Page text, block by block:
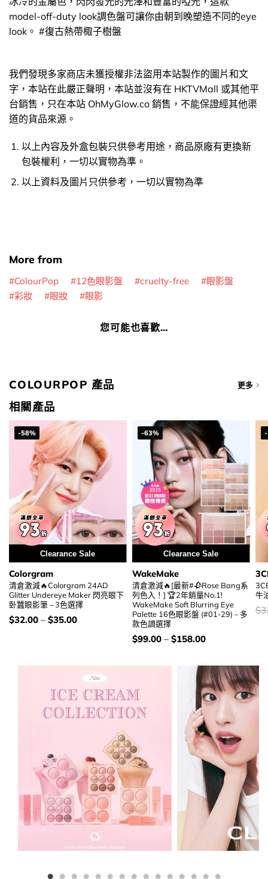
model-off-duty look調色盤可讓你由朝到晚塑造不同的eye
look。 #復古熱帶棷子樹盤
我們發現多家商店未獲授權非法盜用本站製作的圖片和文
字，本站在此嚴正聲明，本站並沒有在 HKTVMall 或其他平
台銷售，只在本站 OhMyGlow.co 銷售，不能保證經其他渠
道的貨品來源。
以上內容及外盒包裝只供參考用途，商品原廠有更換新
包裝權利，一切以實物為準。
以上資料及圖片只供參考，一切以實物為準
More from
ColourPop 12色眼影盤 cruelty-free
眼影盤
彩妝
眼妝 眼影
您可能也喜歡…
COLOURPOP 產品 更多
相關產品
-58%
Clearance Sale
Colorgram
清倉激減🔥Colorgram 24AD
Glitter Undereye Maker 閃亮眼下
卧蠶眼影筆 – 3色選擇
價
錢：
$32.00– $35.00
-63%
Clearance Sale
WakeMake
清倉激減🔥[最新#🥀Rose Bang系
列色入！] 🏆2年銷量No.1!
WakeMake Soft Blurring Eye
Palette 16色眼影盤 (#01-29) – 多
款色調選擇
價
錢：
$99.00– $158.00
牛
價
錢
$